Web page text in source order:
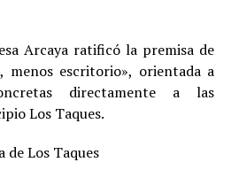
Arcaya ratificó la premisa de
menos escritorio», orientada a
directamente a las
Los Taques.
de Los Taques